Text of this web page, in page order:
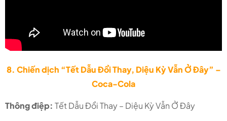
8. Chiến dịch “Tết Dẫu Đổi Thay, Diệu Kỳ Vẫn Ở Đây” –
Coca-Cola
Thông điệp: Tết Dẫu Đổi Thay – Diệu Kỳ Vẫn Ở Đây